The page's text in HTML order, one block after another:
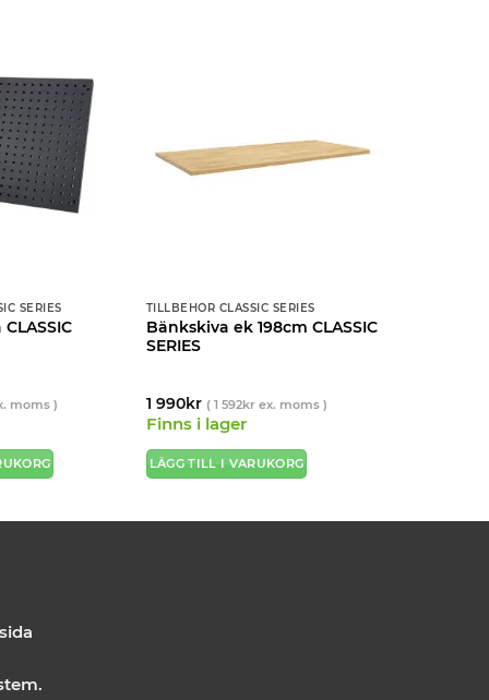
SERIES
moms )
TILLBEHÖR CLASSIC SERIES
Bänkskiva ek 198cm CLASSIC
SERIES
1 990kr ( 1 592krex. moms )
Finns i lager
LÄGG TILL I VARUKORG